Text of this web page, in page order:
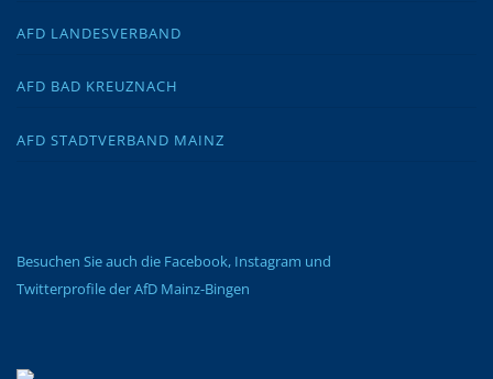
AFD LANDESVERBAND
AFD BAD KREUZNACH
AFD STADTVERBAND MAINZ
Besuchen Sie auch die Facebook, Instagram und
Twitterprofile der AfD Mainz-Bingen